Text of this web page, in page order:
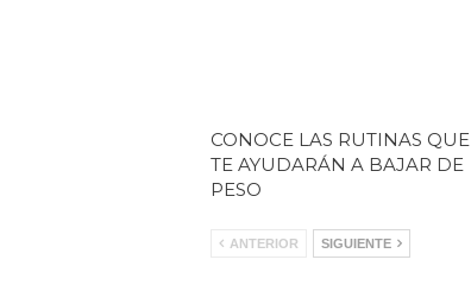
CONOCE LAS RUTINAS QUE
TE AYUDARÁN A BAJAR DE
PESO
ANTERIOR SIGUIENTE